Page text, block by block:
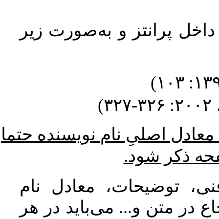
پرانتز و به‌صورت زیر
اصلیِ نام نویسنده حتما
ذکر شود.
توضیحات، معادل نام
در متن و... می‌باید در هر